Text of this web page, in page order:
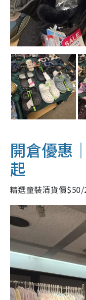
開倉優惠
起
精選童裝清貨價